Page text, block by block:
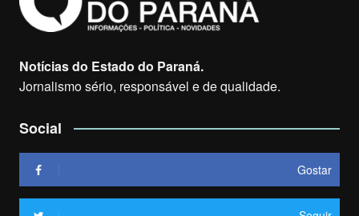
Notícias do Estado do Paraná.
Jornalismo sério, responsável e de qualidade.
Social
Gostar